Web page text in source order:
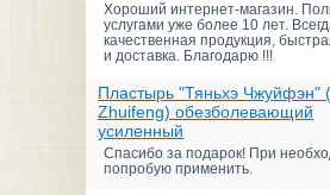
Хороший интернет-магазин.
услугами уже более 10 лет.
качественная продукция,
и доставка. Благодарю !!!
Пластырь "Тяньхэ Чжуйфэн"
Zhuifeng) обезболевающий
усиленный
Спасибо за подарок! При
попробую применить.